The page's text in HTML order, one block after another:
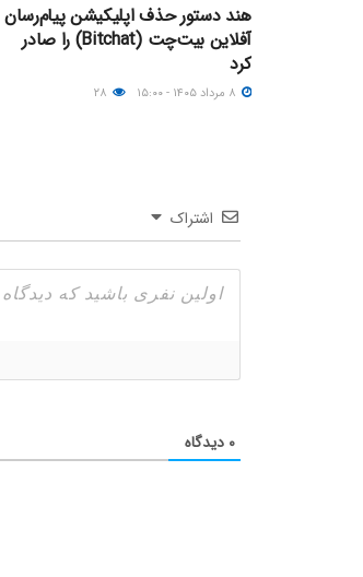
هند دستور حذف اپلیکیشن پیام‌رسان
آفلاین بیت‌چت (Bitchat) را صادر
کرد
اشتراک
۰ دیدگاه